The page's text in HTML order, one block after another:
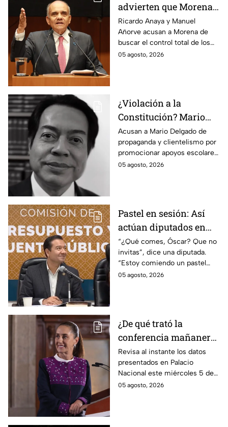
advierten que Morena
busca silenciar a la
prensa como en
Venezuela, Cuba y
Nicaragua
Ricardo Anaya y Manuel
Añorve acusan a Morena de
buscar el control total de los
medios con nuevos
05 agosto, 2026
¿Violación a la
Constitución? Mario
Delgado usa la beca
Rita Cetina para hacer
propaganda
Acusan a Mario Delgado de
propaganda y clientelismo por
promocionar apoyos escolares
como un “favor” del gobierno.
05 agosto, 2026
Pastel en sesión: Así
actúan diputados en
Comisión de
Presupuesto
“¿Qué comes, Óscar? Que no
invitas”, dice una diputada.
“Estoy comiendo un pastel
muy rico”, responde Óscar
05 agosto, 2026
¿De qué trató la
conferencia mañanera
este miércoles 5 de
agosto? Resumen EN
VIVO
Revisa al instante los datos
presentados en Palacio
Nacional este miércoles 5 de
agosto. Entérate de los
05 agosto, 2026